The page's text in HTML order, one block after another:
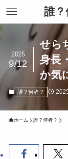
誰
せら
身長
か気
2025
9/12
誰？何者？
ホーム 誰？何者？